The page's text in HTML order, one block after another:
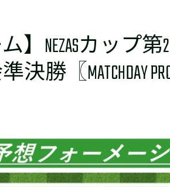
】NEZASカップ
〖MATCHDAY